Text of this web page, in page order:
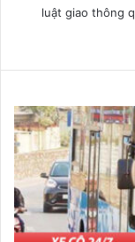
luật giao thông